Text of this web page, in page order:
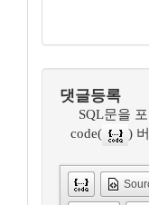
댓글등록
SQL문을
code(
)